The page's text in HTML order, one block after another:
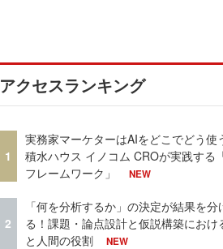
アクセスランキング
1
実務家マーケターはAIをどこでどう使
積水ハウス イノコム CROが実践する
フレームワーク」
NEW
2
「何を分析するか」の決定が結果を分
る！課題・論点設計と仮説構築におけ
と人間の役割
NEW